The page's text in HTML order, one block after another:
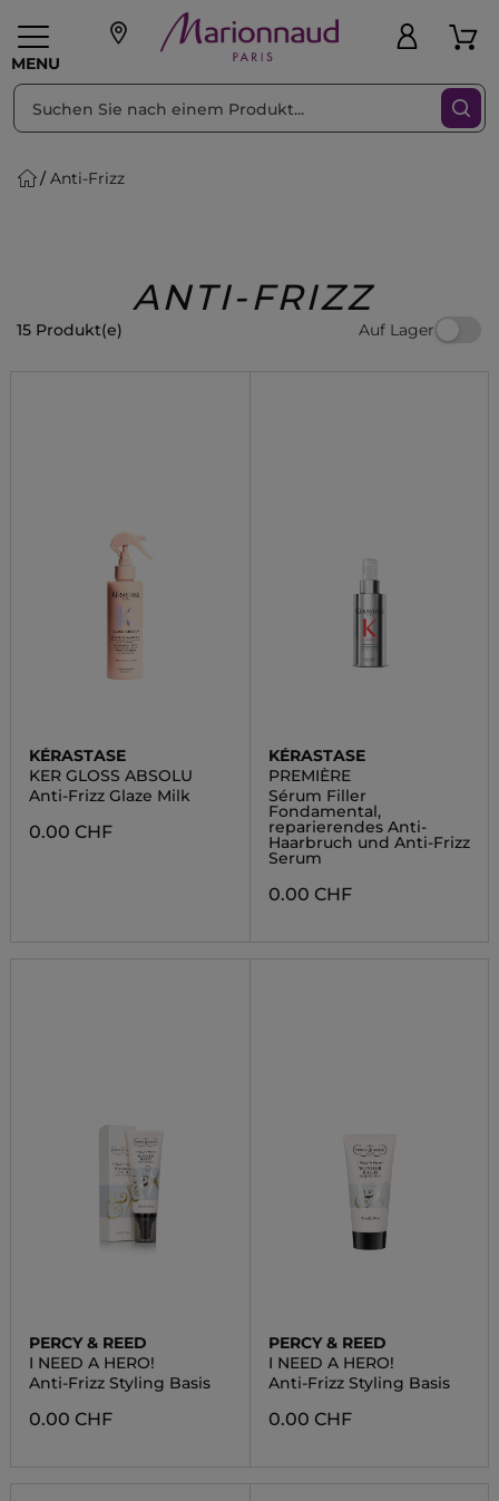
MENU
Geschenke
Anti-Frizz
ANTI-FRIZZ
15 Produkt(e) Auf Lager
sortieren nach Filter
KÉRASTASE
KER GLOSS ABSOLU
Anti-Frizz Glaze Milk
0.00 CHF
KÉRASTASE
PREMIÈRE
Sérum Filler
Fondamental,
reparierendes Anti-
Haarbruch und Anti-Frizz
Serum
0.00 CHF
PERCY & REED
I NEED A HERO!
Anti-Frizz Styling Basis
0.00 CHF
PERCY & REED
I NEED A HERO!
Anti-Frizz Styling Basis
0.00 CHF